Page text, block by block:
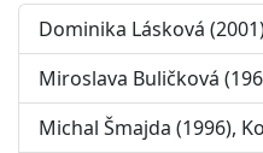
Dominika Lásková
Miroslava Buličková
Michal Šmajda (1996),